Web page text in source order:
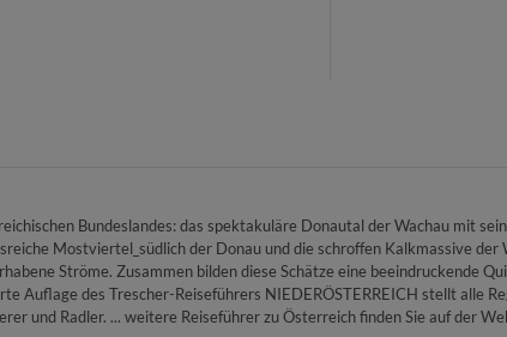
Bundeslandes: das spektakuläre Donautal der Wachau mit
Mostviertel_südlich der Donau und die schroffen Kalkmassive der
Ströme. Zusammen bilden diese Schätze eine beeindruckende
des Trescher-Reiseführers NIEDERÖSTERREICH stellt alle
und Radler. ... weitere Reiseführer zu Österreich finden Sie auf der